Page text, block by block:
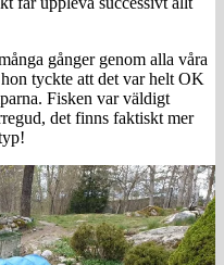
gånger genom alla våra
tyckte att det var helt OK
Fisken var väldigt
det finns faktiskt mer